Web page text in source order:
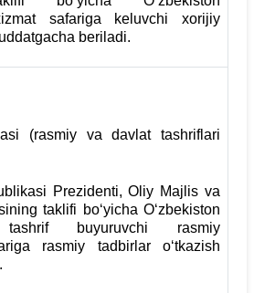
safariga keluvchi xorijiy
beriladi.
(rasmiy va davlat tashriflari
Prezidenti, Oliy Majlis va
taklifi bo‘yicha O‘zbekiston
tashrif buyuruvchi rasmiy
rasmiy tadbirlar o‘tkazish